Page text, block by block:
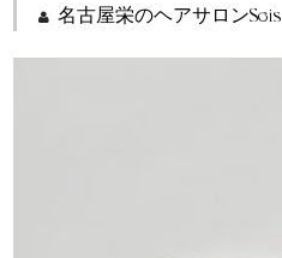
名古屋栄のヘアサロンSeis